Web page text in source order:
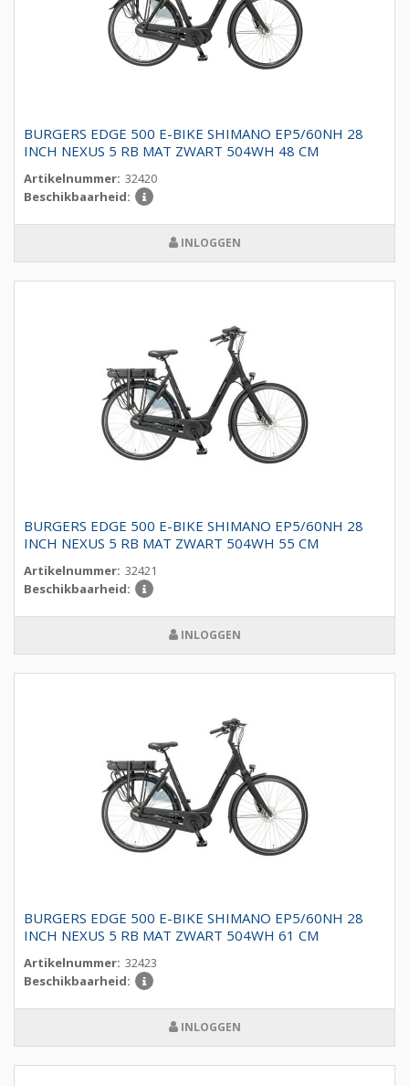
BURGERS EDGE 500 E-BIKE SHIMANO EP5/60NH 28
INCH NEXUS 5 RB MAT ZWART 504WH 48 CM
Artikelnummer: 32420
Beschikbaarheid:
INLOGGEN
BURGERS EDGE 500 E-BIKE SHIMANO EP5/60NH 28
INCH NEXUS 5 RB MAT ZWART 504WH 55 CM
Artikelnummer: 32421
Beschikbaarheid:
INLOGGEN
BURGERS EDGE 500 E-BIKE SHIMANO EP5/60NH 28
INCH NEXUS 5 RB MAT ZWART 504WH 61 CM
Artikelnummer: 32423
Beschikbaarheid:
INLOGGEN